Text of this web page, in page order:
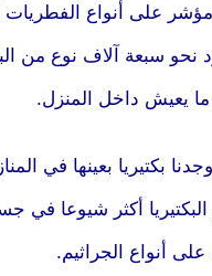
على أنواع الفطريات
سبعة آلاف نوع من
ما يعيش داخل المنزل.
بكتيريا بعينها في
البكتيريا أكثر شيوعا
على أنواع الجراثيم.